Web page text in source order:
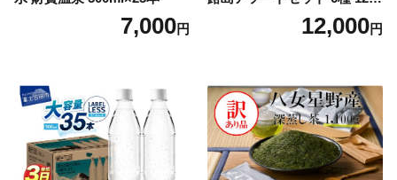
7,000円
袋 飲み比べ コーヒー
12,000円